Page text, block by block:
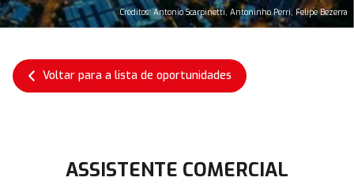
Créditos: Antonio Scarpinetti, Antoninho Perri, Felipe Bezerra
Voltar para a lista de oportunidades
ASSISTENTE COMERCIAL